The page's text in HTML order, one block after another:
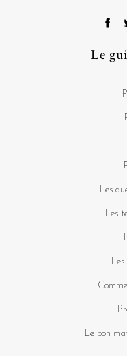
Le
Les
Les
Le bon